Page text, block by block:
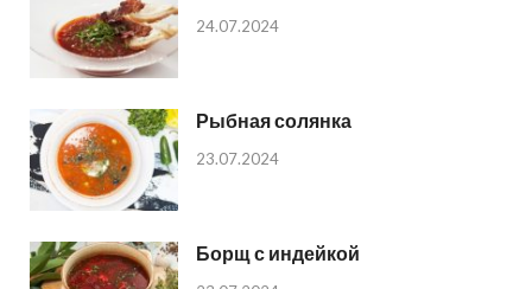
24.07.2024
Рыбная солянка
23.07.2024
Борщ с индейкой